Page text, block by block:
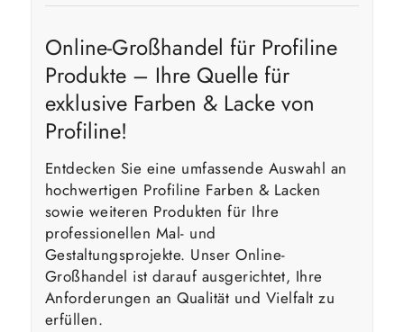
Online-Großhandel für Profiline
Produkte – Ihre Quelle für
exklusive Farben & Lacke von
Profiline!
Entdecken Sie eine umfassende Auswahl an
hochwertigen Profiline Farben & Lacken
sowie weiteren Produkten für Ihre
professionellen Mal- und
Gestaltungsprojekte. Unser Online-
Großhandel ist darauf ausgerichtet, Ihre
Anforderungen an Qualität und Vielfalt zu
erfüllen.